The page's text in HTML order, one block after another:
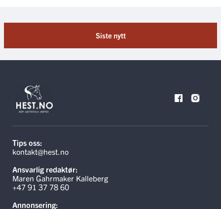
Siste nytt
Tips oss:
kontakt@hest.no
Ansvarlig redaktør:
Maren Gahrmaker Kalleberg
+47 91 37 78 60
Annonsering: